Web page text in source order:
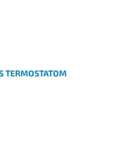
TERMOSTATOM